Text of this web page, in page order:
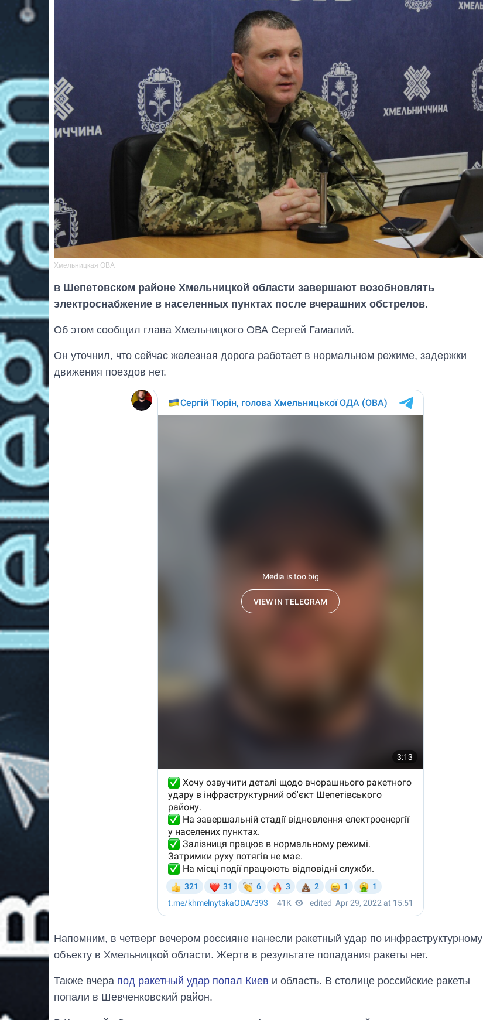
Хмельницкая ОВА
в Шепетовском районе Хмельницкой области завершают возобновлять
электроснабжение в населенных пунктах после вчерашних обстрелов.
Об этом сообщил глава Хмельницкого ОВА Сергей Гамалий.
Он уточнил, что сейчас железная дорога работает в нормальном режиме, задержки
движения поездов нет.
Напомним, в четверг вечером россияне нанесли ракетный удар по инфраструктурному
объекту в Хмельницкой области. Жертв в результате попадания ракеты нет.
Также вчера под ракетный удар попал Киев и область. В столице российские ракеты
попали в Шевченковский район.